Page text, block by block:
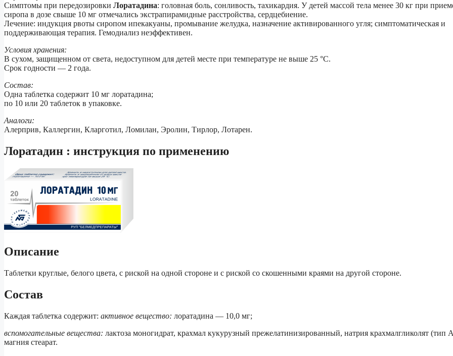
Симптомы при передозировки Лоратадина: головная боль, сонливость, тахикардия. У детей массой тела менее 30 кг при
сиропа в дозе свыше 10 мг отмечались экстрапирамидные расстройства, сердцебиение.
Лечение: индукция рвоты сиропом ипекакуаны, промывание желудка, назначение активированного угля; симптоматическая и
поддерживающая терапия. Гемодиализ неэффективен.
Условия хранения:
В сухом, защищенном от света, недоступном для детей месте при температуре не выше 25 °С.
Срок годности — 2 года.
Состав:
Одна таблетка содержит 10 мг лоратадина;
по 10 или 20 таблеток в упаковке.
Аналоги:
Алерприв, Каллергин, Кларготил, Ломилан, Эролин, Тирлор, Лотарен.
Лоратадин : инструкция по применению
Описание
Таблетки круглые, белого цвета, с риской на одной стороне и с риской со скошенными краями на другой стороне.
Состав
Каждая таблетка содержит: активное вещество: лоратадина — 10,0 мг;
вспомогательные вещества: лактоза моногидрат, крахмал кукурузный прежелатинизированный, натрия крахмалгликолят (тип
магния стеарат.